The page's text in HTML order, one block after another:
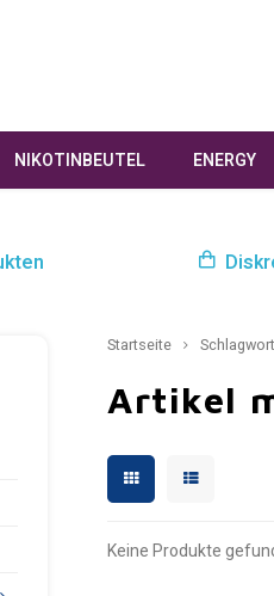
NIKOTINBEUTEL ENERGY
Startseite
Artikel
Keine Produkte